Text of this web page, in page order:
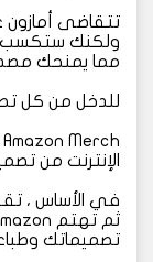
تتقاضى
ولكنك ستكسب
مما يمنحك
للدخل من كل
الإنترنت من
في الأساس ،
تصميماتك